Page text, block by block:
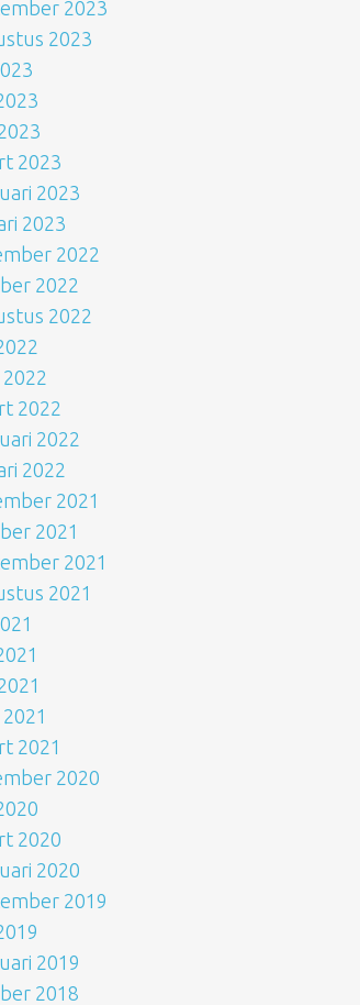
2023
2023
2023
2023
2023
2022
2022
2022
2022
2022
2022
2021
2021
2021
2021
2021
2020
2020
2020
2019
2019
2018